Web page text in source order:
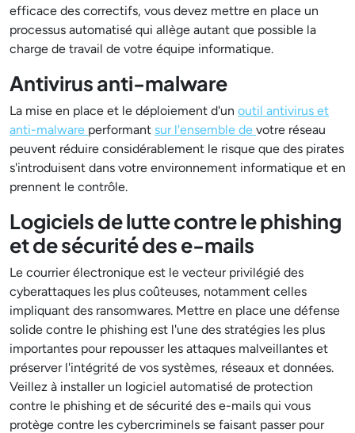
efficace des correctifs, vous devez mettre en place un
processus automatisé qui allège autant que possible la
charge de travail de votre équipe informatique.
Antivirus anti-malware
La mise en place et le déploiement d'un outil antivirus et
anti-malware performant sur l'ensemble de votre réseau
peuvent réduire considérablement le risque que des pirates
s'introduisent dans votre environnement informatique et en
prennent le contrôle.
Logiciels de lutte contre le phishing
et de sécurité des e-mails
Le courrier électronique est le vecteur privilégié des
cyberattaques les plus coûteuses, notamment celles
impliquant des ransomwares. Mettre en place une défense
solide contre le phishing est l'une des stratégies les plus
importantes pour repousser les attaques malveillantes et
préserver l'intégrité de vos systèmes, réseaux et données.
Veillez à installer un logiciel automatisé de protection
contre le phishing et de sécurité des e-mails qui vous
protège contre les cybercriminels se faisant passer pour